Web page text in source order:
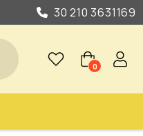
30 210 3631169
0